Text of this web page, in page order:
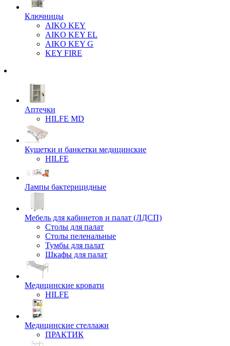
Ключницы
AIKO KEY
AIKO KEY EL
AIKO KEY G
KEY FIRE
Аптечки
HILFE MD
Кушетки и банкетки медицинские
HILFE
Лампы бактерицидные
Мебель для кабинетов и палат (ЛДСП)
Столы для палат
Столы пеленальные
Тумбы для палат
Шкафы для палат
Медицинские кровати
HILFE
Медицинские стеллажи
ПРАКТИК